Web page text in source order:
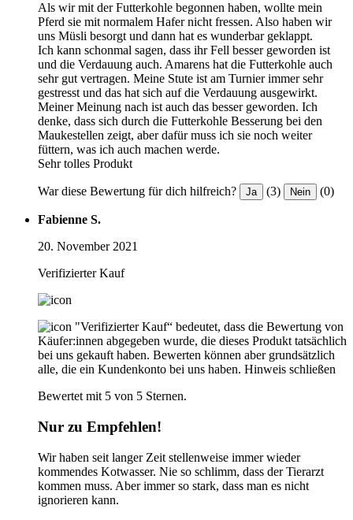
Als wir mit der Futterkohle begonnen haben, wollte mein
Pferd sie mit normalem Hafer nicht fressen. Also haben wir
uns Müsli besorgt und dann hat es wunderbar geklappt.
Ich kann schonmal sagen, dass ihr Fell besser geworden ist
und die Verdauung auch. Amarens hat die Futterkohle auch
sehr gut vertragen. Meine Stute ist am Turnier immer sehr
gestresst und das hat sich auf die Verdauung ausgewirkt.
Meiner Meinung nach ist auch das besser geworden. Ich
denke, dass sich durch die Futterkohle Besserung bei den
Maukestellen zeigt, aber dafür muss ich sie noch weiter
füttern, was ich auch machen werde.
Sehr tolles Produkt
War diese Bewertung für dich hilfreich? Ja (3) Nein (0)
Fabienne S.
20. November 2021
Verifizierter Kauf
"Verifizierter Kauf“ bedeutet, dass die Bewertung von
Käufer:innen abgegeben wurde, die dieses Produkt tatsächlich
bei uns gekauft haben. Bewerten können aber grundsätzlich
alle, die ein Kundenkonto bei uns haben. Hinweis schließen
Bewertet mit 5 von 5 Sternen.
Nur zu Empfehlen!
Wir haben seit langer Zeit stellenweise immer wieder
kommendes Kotwasser. Nie so schlimm, dass der Tierarzt
kommen muss. Aber immer so stark, dass man es nicht
ignorieren kann.